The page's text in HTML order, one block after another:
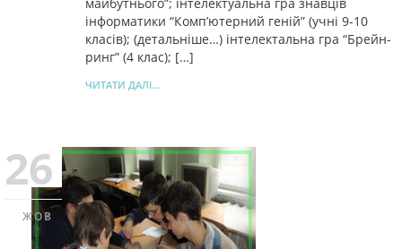
інформатики “Комп’ютерний геній” (учні 9-10
класів); (детальніше…) інтелектальна гра “Брейн-
ринг” (4 клас); […]
ЧИТАТИ ДАЛІ...
26
ЖОВ